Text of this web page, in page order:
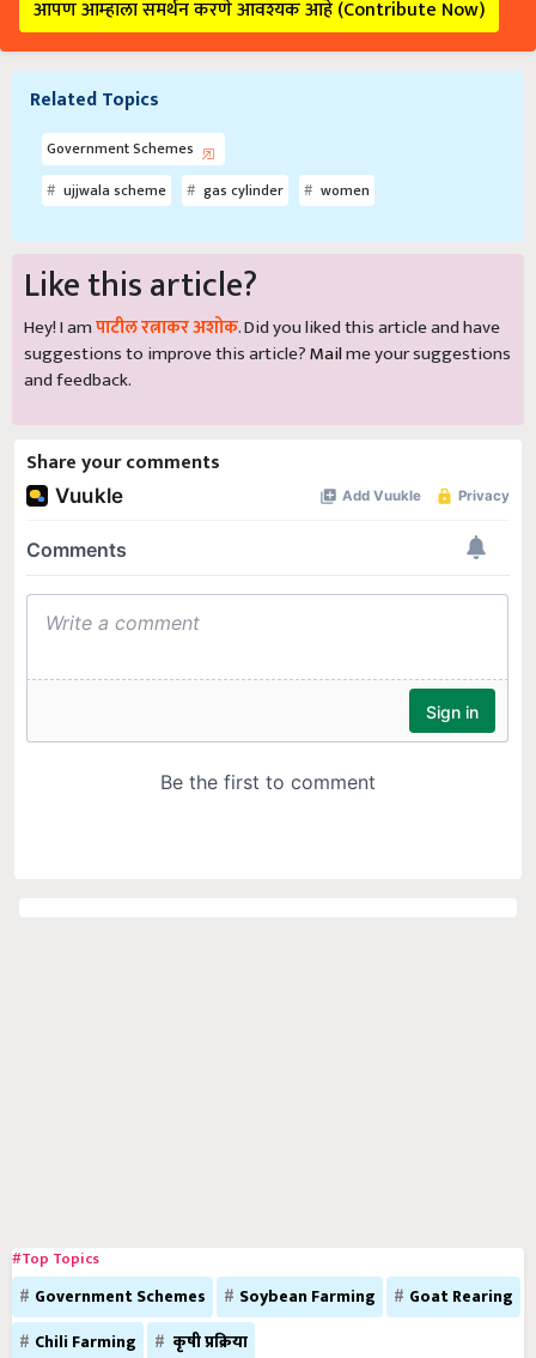
आपण आम्हाला समर्थन करणे आवश्यक आहे (Contribute Now)
Related Topics
Government Schemes
ujjwala scheme
gas cylinder women
Like this article?
Hey! I amपाटील रत्नाकर अशोक. Did you liked this article and have
suggestions to improve this article?Mailme your suggestions
and feedback.
Share your comments
#Top Topics
Government Schemes Soybean Farming
Goat Rearing
Chili Farming
कृषी प्रक्रिया